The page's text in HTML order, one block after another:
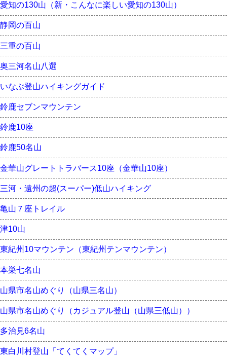
愛知の130山（新・こんなに楽しい愛知の130山）
静岡の百山
三重の百山
奥三河名山八選
いなぶ登山ハイキングガイド
鈴鹿セブンマウンテン
鈴鹿10座
鈴鹿50名山
金華山グレートトラバース10座（金華山10座）
三河・遠州の超(スーパー)低山ハイキング
亀山７座トレイル
津10山
東紀州10マウンテン（東紀州テンマウンテン）
本巣七名山
山県市名山めぐり（山県三名山）
山県市名山めぐり（カジュアル登山（山県三低山））
多治見6名山
東白川村登山「てくてくマップ」